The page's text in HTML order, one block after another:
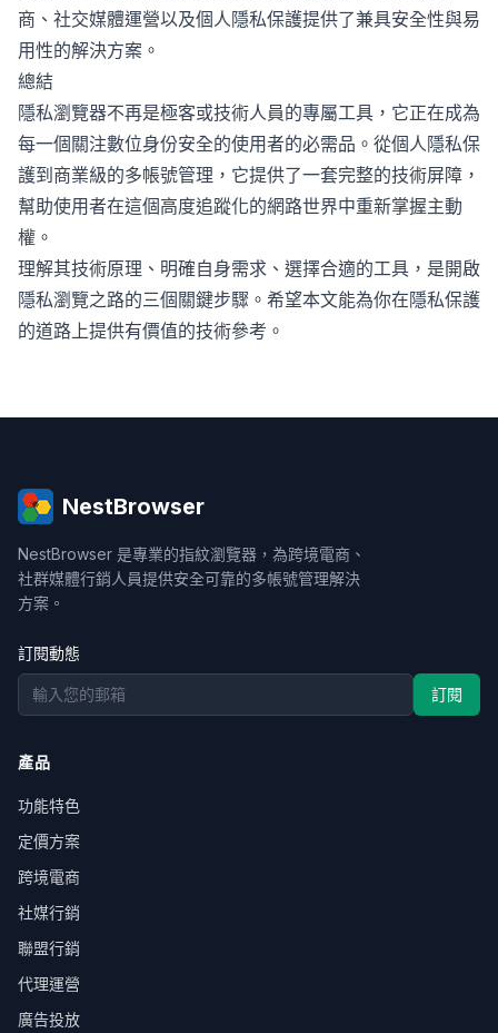
商、社交媒體運營以及個人隱私保護提供了兼具安全性與易
用性的解決方案。
總結
隱私瀏覽器不再是極客或技術人員的專屬工具，它正在成為
每一個關注數位身份安全的使用者的必需品。從個人隱私保
護到商業級的多帳號管理，它提供了一套完整的技術屏障，
幫助使用者在這個高度追蹤化的網路世界中重新掌握主動
權。
理解其技術原理、明確自身需求、選擇合適的工具，是開啟
隱私瀏覽之路的三個關鍵步驟。希望本文能為你在隱私保護
的道路上提供有價值的技術參考。
NestBrowser
NestBrowser 是專業的指紋瀏覽器，為跨境電商、
社群媒體行銷人員提供安全可靠的多帳號管理解決
方案。
訂閱動態
訂閱
產品
功能特色
定價方案
跨境電商
社媒行銷
聯盟行銷
代理運營
廣告投放